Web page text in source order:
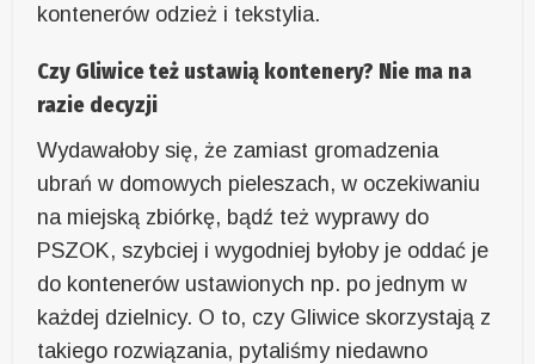
kontenerów odzież i tekstylia.
Czy Gliwice też ustawią kontenery? Nie ma na
razie decyzji
Wydawałoby się, że zamiast gromadzenia
ubrań w domowych pieleszach, w oczekiwaniu
na miejską zbiórkę, bądź też wyprawy do
PSZOK, szybciej i wygodniej byłoby je oddać je
do kontenerów ustawionych np. po jednym w
każdej dzielnicy. O to, czy Gliwice skorzystają z
takiego rozwiązania, pytaliśmy niedawno